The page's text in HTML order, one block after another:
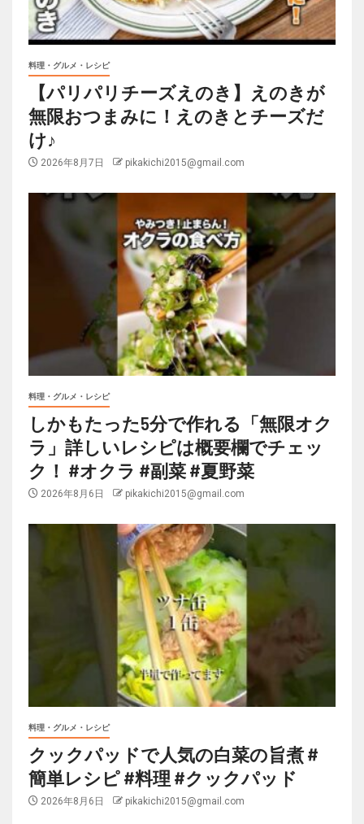
料理・グルメ・レシピ
【パリパリチーズえのき】えのきが
無限おつまみに！えのきとチーズだ
け♪
2026年8月7日 pikakichi2015@gmail.com
料理・グルメ・レシピ
しかもたった5分で作れる「無限オク
ラ」詳しいレシピは概要欄でチェッ
ク！ #オクラ #副菜 #夏野菜
2026年8月6日 pikakichi2015@gmail.com
料理・グルメ・レシピ
クックパッドで人気の白菜の旨煮 #
簡単レシピ #料理 #クックパッド
2026年8月6日 pikakichi2015@gmail.com